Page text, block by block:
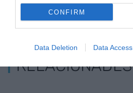
CONFIRM
Data Deletion Data Access
RELACIONADES